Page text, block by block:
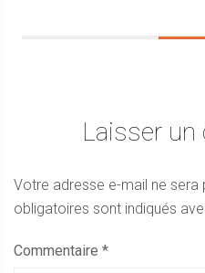
Laisser
Votre adresse e-mail ne sera
obligatoires sont indiqués
Commentaire *